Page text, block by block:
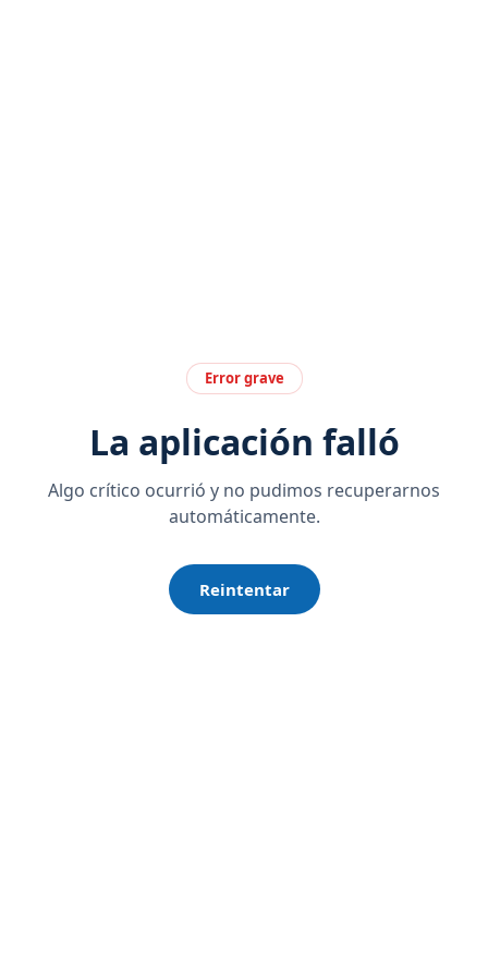
Error grave
La aplicación falló
Algo crítico ocurrió y no pudimos recuperarnos
automáticamente.
Reintentar